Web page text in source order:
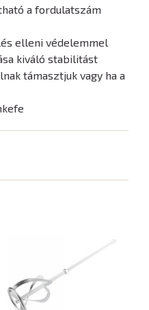
a fordulatszám
elleni védelemmel
kiváló stabilitást
támasztjuk vagy ha a